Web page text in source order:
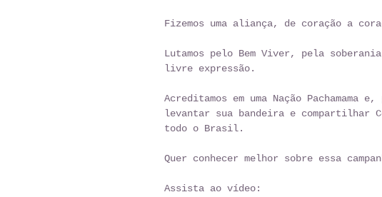
Fizemos uma aliança, de coração a
Lutamos pelo Bem Viver, pela
livre expressão.
Acreditamos em uma Nação
levantar sua bandeira e compartilhar
todo o Brasil.
Quer conhecer melhor sobre essa
Assista ao vídeo: